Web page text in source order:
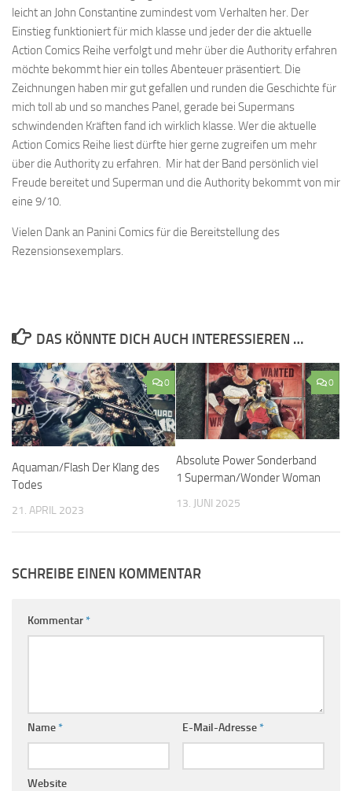
leicht an John Constantine zumindest vom Verhalten her. Der
Einstieg funktioniert für mich klasse und jeder der die aktuelle
Action Comics Reihe verfolgt und mehr über die Authority erfahren
möchte bekommt hier ein tolles Abenteuer präsentiert. Die
Zeichnungen haben mir gut gefallen und runden die Geschichte für
mich toll ab und so manches Panel, gerade bei Supermans
schwindenden Kräften fand ich wirklich klasse. Wer die aktuelle
Action Comics Reihe liest dürfte hier gerne zugreifen um mehr
über die Authority zu erfahren. Mir hat der Band persönlich viel
Freude bereitet und Superman und die Authority bekommt von mir
eine 9/10.
Vielen Dank an Panini Comics für die Bereitstellung des
Rezensionsexemplars.
DAS KÖNNTE DICH AUCH INTERESSIEREN …
0
Aquaman/Flash Der Klang des
Todes
21. APRIL 2023
0
Absolute Power Sonderband
1 Superman/Wonder Woman
13. JUNI 2025
SCHREIBE EINEN KOMMENTAR
Kommentar*
Name* E-Mail-Adresse*
Website